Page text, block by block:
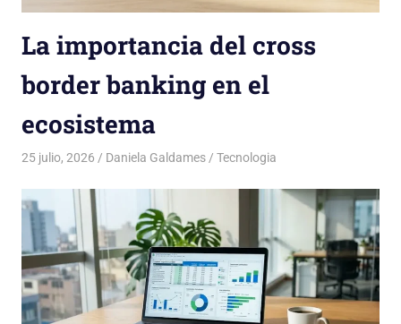
La importancia del cross
border banking en el
ecosistema
25 julio, 2026 Daniela Galdames Tecnologia